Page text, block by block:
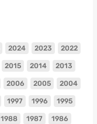
2024 2023 2022
2015 2014 2013
2006 2005 2004
1997 1996 1995
1988 1987 1986